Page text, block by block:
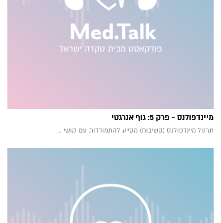
מיינדפולנס - פרק 5: גוף אנרגטי
תרגול מיינדפולנס (קשיבות) מסייע להתמודדות עם קושי ...